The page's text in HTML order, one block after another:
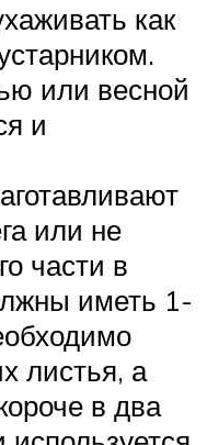
как
или весной
и
или не
части в
иметь 1-
листья, а
в два